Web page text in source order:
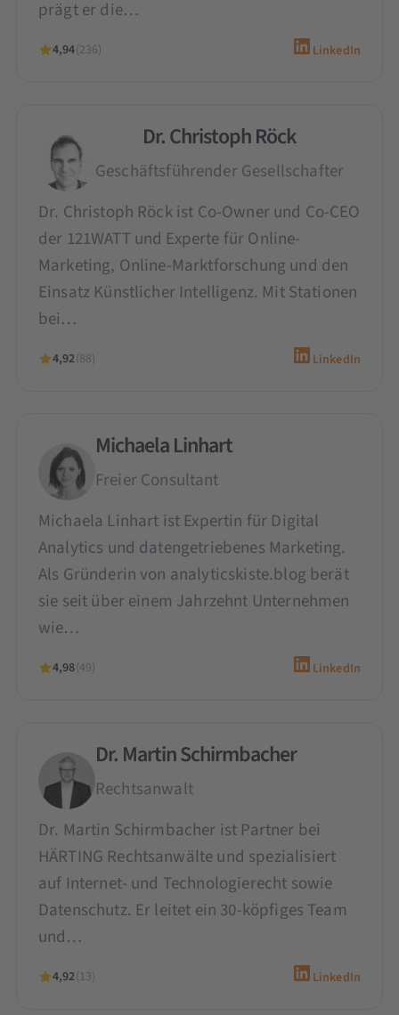
prägt er die…
4,94(236) LinkedIn
Dr. Christoph Röck
Geschäftsführender Gesellschafter
Dr. Christoph Röck ist Co-Owner und Co-CEO
der 121WATT und Experte für Online-
Marketing, Online-Marktforschung und den
Einsatz Künstlicher Intelligenz. Mit Stationen
bei…
4,92(88) LinkedIn
Michaela Linhart
Freier Consultant
Michaela Linhart ist Expertin für Digital
Analytics und datengetriebenes Marketing.
Als Gründerin von analyticskiste.blog berät
sie seit über einem Jahrzehnt Unternehmen
wie…
4,98(49) LinkedIn
Dr. Martin Schirmbacher
Rechtsanwalt
Dr. Martin Schirmbacher ist Partner bei
HÄRTING Rechtsanwälte und spezialisiert
auf Internet- und Technologierecht sowie
Datenschutz. Er leitet ein 30-köpfiges Team
und…
4,92(13) LinkedIn